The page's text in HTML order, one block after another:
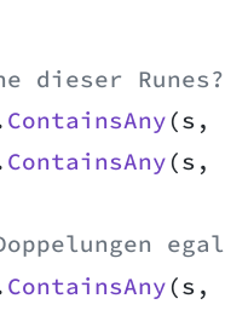
dieser Runes?
ContainsAny(s,
ContainsAny(s,
egal
ContainsAny(s,